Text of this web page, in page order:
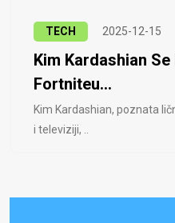
TECH 2025-12-15
Kim Kardashian
Fortniteu...
Kim Kardashian, poznata
i televiziji, ..